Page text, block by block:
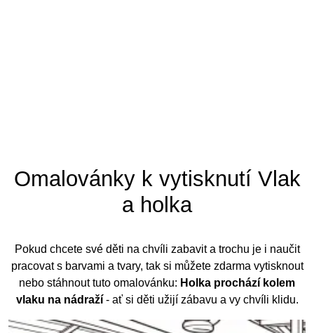
Omalovánky k vytisknutí Vlak
a holka
Pokud chcete své děti na chvíli zabavit a trochu je i naučit
pracovat s barvami a tvary, tak si můžete zdarma vytisknout
nebo stáhnout tuto omalovánku: Holka prochází kolem
vlaku na nádraží- ať si děti užijí zábavu a vy chvíli klidu.